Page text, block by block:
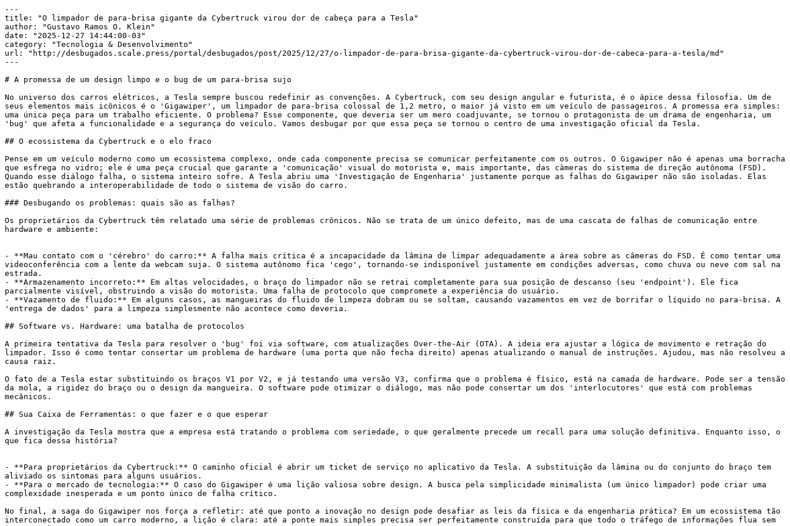
---
title: "O limpador de para-brisa gigante da Cybertruck virou dor de cabeça para a Tesla"
author: "Gustavo Ramos O. Klein"
date: "2025-12-27 14:44:00-03"
category: "Tecnologia & Desenvolvimento"
url: "http://desbugados.scale.press/portal/desbugados/post/2025/12/27/o-limpador-de-para-brisa-gigante-da-cybertruck-virou-dor-de-cabeca-para-a-tesla/md"
---
# A promessa de um design limpo e o bug de um para-brisa sujo
No universo dos carros elétricos, a Tesla sempre buscou redefinir as convenções. A Cybertruck, com seu design angular e futurista, é o ápice dessa filosofia. Um de
seus elementos mais icônicos é o 'Gigawiper', um limpador de para-brisa colossal de 1,2 metro, o maior já visto em um veículo de passageiros. A promessa era simples:
uma única peça para um trabalho eficiente. O problema? Esse componente, que deveria ser um mero coadjuvante, se tornou o protagonista de um drama de engenharia, um
'bug' que afeta a funcionalidade e a segurança do veículo. Vamos desbugar por que essa peça se tornou o centro de uma investigação oficial da Tesla.
## O ecossistema da Cybertruck e o elo fraco
Pense em um veículo moderno como um ecossistema complexo, onde cada componente precisa se comunicar perfeitamente com os outros. O Gigawiper não é apenas uma borracha
que esfrega no vidro; ele é uma peça crucial que garante a 'comunicação' visual do motorista e, mais importante, das câmeras do sistema de direção autônoma (FSD).
Quando esse diálogo falha, o sistema inteiro sofre. A Tesla abriu uma 'Investigação de Engenharia' justamente porque as falhas do Gigawiper não são isoladas. Elas
estão quebrando a interoperabilidade de todo o sistema de visão do carro.
### Desbugando os problemas: quais são as falhas?
Os proprietários da Cybertruck têm relatado uma série de problemas crônicos. Não se trata de um único defeito, mas de uma cascata de falhas de comunicação entre
hardware e ambiente:
- **Mau contato com o 'cérebro' do carro:** A falha mais crítica é a incapacidade da lâmina de limpar adequadamente a área sobre as câmeras do FSD. É como tentar uma
videoconferência com a lente da webcam suja. O sistema autônomo fica 'cego', tornando-se indisponível justamente em condições adversas, como chuva ou neve com sal na
estrada.
- **Armazenamento incorreto:** Em altas velocidades, o braço do limpador não se retrai completamente para sua posição de descanso (seu 'endpoint'). Ele fica
parcialmente visível, obstruindo a visão do motorista. Uma falha de protocolo que compromete a experiência do usuário.
- **Vazamento de fluido:** Em alguns casos, as mangueiras do fluido de limpeza dobram ou se soltam, causando vazamentos em vez de borrifar o líquido no para-brisa. A
'entrega de dados' para a limpeza simplesmente não acontece como deveria.
## Software vs. Hardware: uma batalha de protocolos
A primeira tentativa da Tesla para resolver o 'bug' foi via software, com atualizações Over-the-Air (OTA). A ideia era ajustar a lógica de movimento e retração do
limpador. Isso é como tentar consertar um problema de hardware (uma porta que não fecha direito) apenas atualizando o manual de instruções. Ajudou, mas não resolveu a
causa raiz.
O fato de a Tesla estar substituindo os braços V1 por V2, e já testando uma versão V3, confirma que o problema é físico, está na camada de hardware. Pode ser a tensão
da mola, a rigidez do braço ou o design da mangueira. O software pode otimizar o diálogo, mas não pode consertar um dos 'interlocutores' que está com problemas
mecânicos.
## Sua Caixa de Ferramentas: o que fazer e o que esperar
A investigação da Tesla mostra que a empresa está tratando o problema com seriedade, o que geralmente precede um recall para uma solução definitiva. Enquanto isso, o
que fica dessa história?
- **Para proprietários da Cybertruck:** O caminho oficial é abrir um ticket de serviço no aplicativo da Tesla. A substituição da lâmina ou do conjunto do braço tem
aliviado os sintomas para alguns usuários.
- **Para o mercado de tecnologia:** O caso do Gigawiper é uma lição valiosa sobre design. A busca pela simplicidade minimalista (um único limpador) pode criar uma
complexidade inesperada e um ponto único de falha crítico.
No final, a saga do Gigawiper nos força a refletir: até que ponto a inovação no design pode desafiar as leis da física e da engenharia prática? Em um ecossistema tão
interconectado como um carro moderno, a lição é clara: até a ponte mais simples precisa ser perfeitamente construída para que todo o tráfego de informações flua sem